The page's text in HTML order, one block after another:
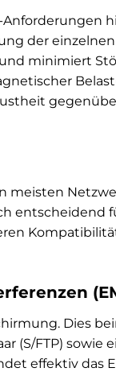
Anforderungen
der
minimiert
meisten
entscheidend
Dies
(S/FTP) sowie
effektiv das